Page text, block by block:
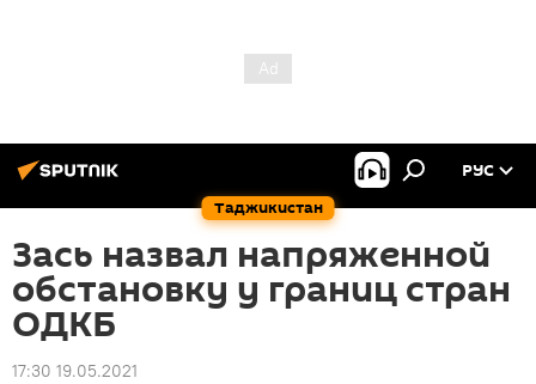
Таджикистан
РУС
Зась назвал напряженной
обстановку у границ стран
ОДКБ
17:30 19.05.2021